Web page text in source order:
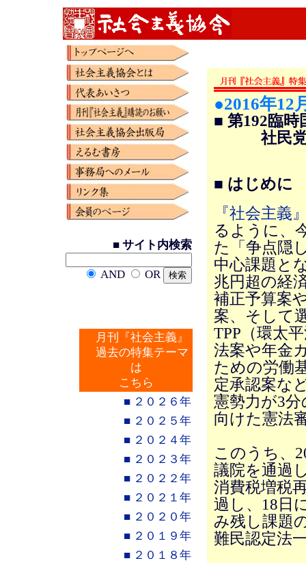
■ サイト内検索
AND OR
月刊『社会主義』
過去の特集テーマ
は
こちら
■ ２０２６年
■ ２０２５年
■ ２０２４年
■ ２０２３年
■ ２０２２年
■ ２０２１年
■ ２０２０年
■ ２０１９年
■ ２０１８年
●2016年12
■ 第192臨時
社民党
■ はじめに
『社会主義
るように、
た「争点隠
中心課題と
兆円超の経
補正予算案
案、そして
TPP（環太
法案や年金
ための労働
定承認案な
憲勢力が3
向けた憲法
このうち、
議院を通過
消費税増税
過し、18日
み残し課題
難民認定法